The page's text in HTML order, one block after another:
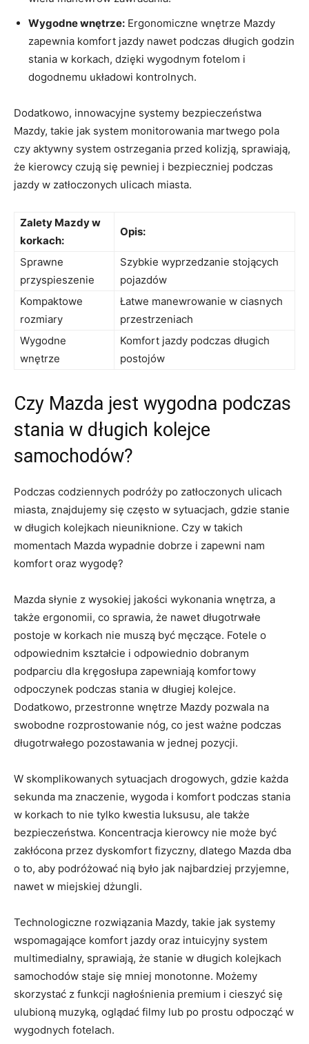
Wygodne wnętrze: ⁤Ergonomiczne ‍wnętrze Mazdy
zapewnia komfort jazdy nawet ‍podczas długich godzin
stania w⁣ korkach,‍ dzięki wygodnym fotelom i
dogodnemu układowi ⁣kontrolnych.
Dodatkowo, ‌innowacyjne systemy bezpieczeństwa
‌Mazdy, takie jak ⁤system‌ monitorowania‍ martwego pola‍
czy⁢ aktywny ⁤system ostrzegania przed kolizją, sprawiają,
że kierowcy czują się pewniej i bezpieczniej ​podczas
jazdy w zatłoczonych⁢ ulicach miasta.
Zalety Mazdy w⁣
korkach:
Opis:
Sprawne
przyspieszenie
Szybkie wyprzedzanie stojących
pojazdów
Kompaktowe
rozmiary
Łatwe ​manewrowanie w ciasnych‌
przestrzeniach
Wygodne
wnętrze
Komfort jazdy podczas długich ​
postojów
Czy Mazda jest wygodna podczas
stania w‌ długich kolejce
samochodów?
Podczas codziennych ⁢podróży po ​zatłoczonych ulicach ​
miasta, znajdujemy się‌ często w sytuacjach,⁢ gdzie stanie
w⁢ długich kolejkach nieuniknione.⁤ Czy w‍ takich
momentach Mazda wypadnie ⁢dobrze ‍i ⁤zapewni⁣ nam
komfort⁤ oraz wygodę?
Mazda słynie z wysokiej ‌jakości⁤ wykonania wnętrza, a
także ergonomii,⁢ co sprawia, że⁢ nawet ‌długotrwałe
postoje w korkach nie muszą ​być ⁣męczące.‌ Fotele ‌o
⁣odpowiednim kształcie i odpowiednio dobranym
podparciu‍ dla⁣ kręgosłupa zapewniają komfortowy
odpoczynek podczas stania ​w ‌długiej kolejce.
Dodatkowo, przestronne wnętrze Mazdy‍ pozwala na
swobodne rozprostowanie nóg, ‍co jest ważne podczas
‌długotrwałego pozostawania w jednej pozycji.
W ⁢skomplikowanych sytuacjach drogowych, gdzie‌ każda
sekunda ma znaczenie, wygoda i komfort ⁤podczas stania
w ⁤korkach ⁣to nie tylko kwestia luksusu,​ ale⁤ także
bezpieczeństwa. ⁢Koncentracja kierowcy nie ‌może⁢ być
‍zakłócona przez ⁤dyskomfort fizyczny, ‍dlatego Mazda⁣ dba
o⁤ to,‌ aby ⁣podróżować nią było jak najbardziej przyjemne,
nawet w miejskiej dżungli.
Technologiczne⁢ rozwiązania Mazdy, takie jak systemy
wspomagające ​komfort jazdy oraz intuicyjny ⁤system‍
multimedialny, sprawiają, że stanie ‍w ⁤długich kolejkach​
samochodów​ staje się mniej monotonne. Możemy⁣
skorzystać z ‌funkcji nagłośnienia​ premium i cieszyć się
ulubioną‌ muzyką, oglądać filmy‌ lub po ​prostu odpocząć ⁢w
wygodnych fotelach.